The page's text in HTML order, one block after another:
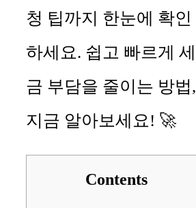
청 팁까지 한눈에 확인
하세요. 쉽고 빠르게 세
금 부담을 줄이는 방법,
지금 알아보세요! 🚀
Contents